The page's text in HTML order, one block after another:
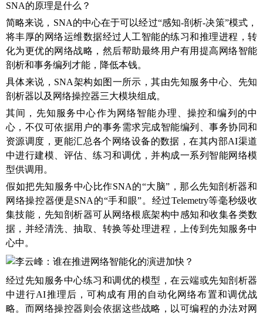
SNA的原理是什么？
简略来说，SNA的中心在于可以经过“感知-剖析-决策”模式，
将丰厚的网络运维数据经过人工智能的练习和推理进程，转
化为更优的网络战略，然后帮助最终用户有用提高网络智能
剖析和事务编列才能，降低本钱。
具体来说，SNA架构如图一所示，其由先知服务中心、先知
剖析器以及网络操控器三大模块组成。
其间，先知服务中心作为网络智能办理、操控和编列的中
心，不仅可依据用户的事务需求完成智能编列、事务协同和
资源调度，更能汇总各个网络设备的数据，在其内部AI渠道
中进行建模、评估、练习和调优，并构成一系列智能网络模
型供调用。
假如把先知服务中心比作SNA的“大脑”，那么先知剖析器和
网络操控器便是SNA的“手和眼”。经过Telemetry等毫秒级收
集技能，先知剖析器可从网络根底架构中感知和收集各类数
据，并经清洗、抽取、转换等处理进程，上传到先知服务中
心中。
经过先知服务中心练习和调优的模型，在云端或先知剖析器
中进行AI推理后，可构成有用的自动化网络布置和调优战
略。而网络操控器则会依据这些战略，以可编程的办法对网